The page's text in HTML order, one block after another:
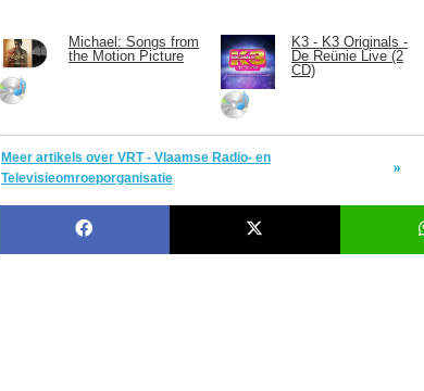
Michael: Songs from
the Motion Picture
K3 - K3 Originals -
De Reünie Live (2
CD)
Meer artikels over VRT - Vlaamse Radio- en
Televisieomroeporganisatie